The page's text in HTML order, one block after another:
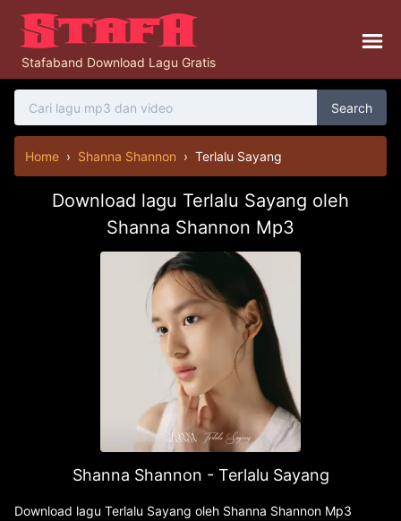
Stafaband Download Lagu Gratis
Search
Home › Shanna Shannon › Terlalu Sayang
Download lagu Terlalu Sayang oleh
Shanna Shannon Mp3
Shanna Shannon - Terlalu Sayang
Download lagu Terlalu Sayang oleh Shanna Shannon Mp3